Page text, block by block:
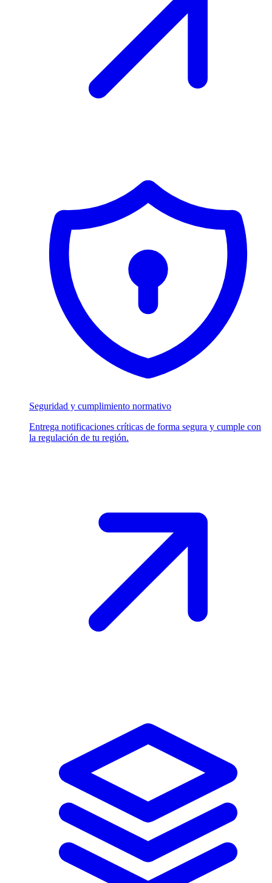
Seguridad y cumplimiento normativo
Entrega notificaciones críticas de forma segura y cumple con
la regulación de tu región.